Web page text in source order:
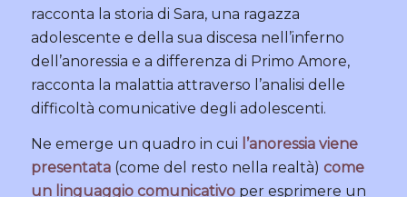
racconta la storia di Sara, una ragazza
adolescente e della sua discesa nell’inferno
dell’anoressia e a differenza di Primo Amore,
racconta la malattia attraverso l’analisi delle
difficoltà comunicative degli adolescenti.
Ne emerge un quadro in cui l’anoressia viene
presentata(come del resto nella realtà) come
un linguaggio comunicativoper esprimere un